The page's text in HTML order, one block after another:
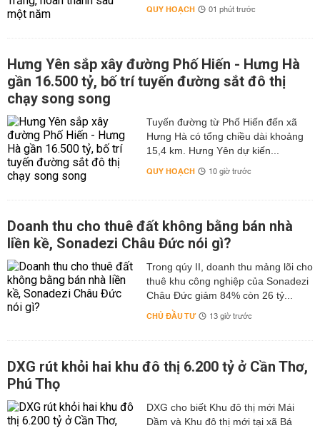
QUY HOẠCH 01 phút trước
Hưng Yên sắp xây đường Phố Hiến - Hưng Hà
gần 16.500 tỷ, bố trí tuyến đường sắt đô thị
chạy song song
Tuyến đường từ Phố Hiến đến xã
Hưng Hà có tổng chiều dài khoảng
15,4 km. Hưng Yên dự kiến...
QUY HOẠCH 10 giờ trước
Doanh thu cho thuê đất không bằng bán nhà
liền kề, Sonadezi Châu Đức nói gì?
Trong qúy II, doanh thu mảng lõi cho
thuê khu công nghiệp của Sonadezi
Châu Đức giảm 84% còn 26 tỷ...
CHỦ ĐẦU TƯ 13 giờ trước
DXG rút khỏi hai khu đô thị 6.200 tỷ ở Cần Thơ,
Phú Thọ
DXG cho biết Khu đô thị mới Mái
Dầm và Khu đô thị mới tại xã Bá